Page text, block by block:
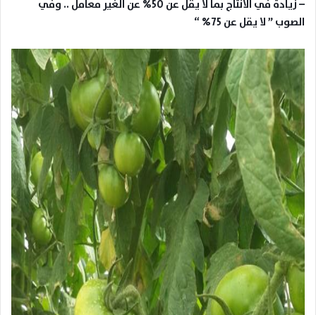
– زيادة في الانتاج بما لا يقل عن 50% عن الغير معامل .. وفي
الصوب ” لا يقل عن 75%
“